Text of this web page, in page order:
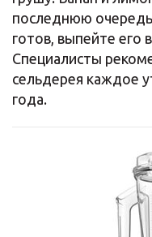
последнюю
готов, выпейте его
Специалисты
сельдерея каждое
года.